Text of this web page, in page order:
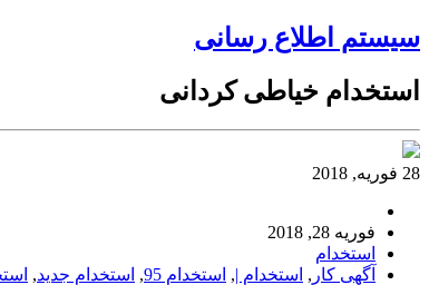
سیستم اطلاع رسانی
استخدام خیاطی کردانی
28 فوریه, 2018
فوریه 28, 2018
استخدام
آگهی کار , استخدام |, استخدام 95 , استخدام جدید,